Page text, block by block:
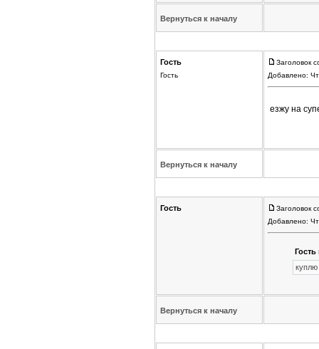
Вернуться к началу
Гость
Гость
Заголовок
Добавлено:
езжу на
Вернуться к началу
Гость
Заголовок
Добавлено:
куплю
Вернуться к началу